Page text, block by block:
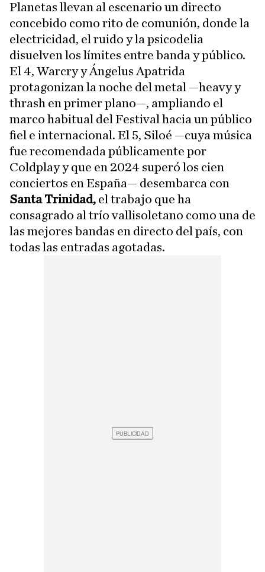
Planetas llevan al escenario un directo
concebido como rito de comunión, donde la
electricidad, el ruido y la psicodelia
disuelven los límites entre banda y público.
El 4, Warcry y Ángelus Apatrida
protagonizan la noche del metal —heavy y
thrash en primer plano—, ampliando el
marco habitual del Festival hacia un público
fiel e internacional. El 5, Siloé —cuya música
fue recomendada públicamente por
Coldplay y que en 2024 superó los cien
conciertos en España— desembarca con
Santa Trinidad, el trabajo que ha
consagrado al trío vallisoletano como una de
las mejores bandas en directo del país, con
todas las entradas agotadas.